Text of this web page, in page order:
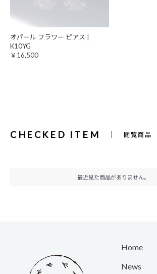
オパール フラワー ピアス |
K10YG
￥16,500
CHECKED ITEM 閲覧商品
最近見た商品がありません。
Home
News